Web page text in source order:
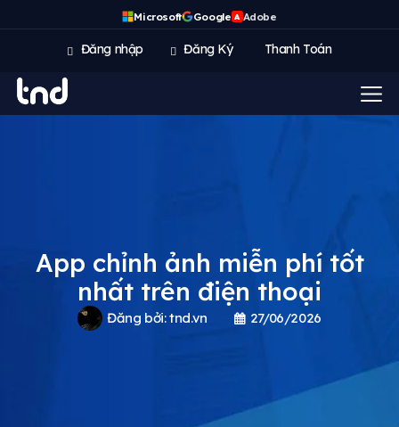
Microsoft Google A Adobe
Đăng nhập Đăng Ký Thanh Toán
App chỉnh ảnh miễn phí tốt
nhất trên điện thoại
Đăng bởi:tnd.vn 27/06/2026